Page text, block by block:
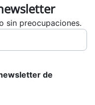
sin preocupaciones.
de